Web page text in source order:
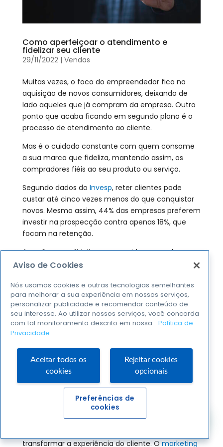
Como aperfeiçoar o atendimento e
fidelizar seu cliente
29/11/2022| Vendas
Muitas vezes, o foco do empreendedor fica na
aquisição de novos consumidores, deixando de
lado aqueles que já compram da empresa. Outro
ponto que acaba ficando em segundo plano é o
processo de atendimento ao cliente.
Mas é o cuidado constante com quem consome
a sua marca que fideliza, mantendo assim, os
compradores fiéis ao seu produto ou serviço.
Segundo dados do Invesp, reter clientes pode
custar até cinco vezes menos do que conquistar
novos. Mesmo assim, 44% das empresas preferem
investir na prospecção contra apenas 18%, que
focam na retenção.
As ações para fidelizar consumidores envolvem
uma ampla pesquisa e é possível se capacitar
Atendimento ao cliente, você aprende conteúdos
e ferramentas para atingir a excelência na relação
com os consumidores, provocando assim, um
impacto positivo nos resultados do seu negócio.
Acesse o curso: Atendimento
ao cliente
Vamos conferir como prestar um serviço
atencioso e diferenciado?
A importância de fidelizar os clientes
transformar a experiência do cliente. Omarketing
Aviso de Cookies
Nós usamos cookies e outras tecnologias semelhantes
para melhorar a sua experiência em nossos serviços,
personalizar publicidade e recomendar conteúdo de
seu interesse. Ao utilizar nossos serviços, você concorda
com tal monitoramento descrito em nossa
Política de
Privacidade
Aceitar todos os
cookies
Rejeitar cookies
opcionais
Preferências de
cookies